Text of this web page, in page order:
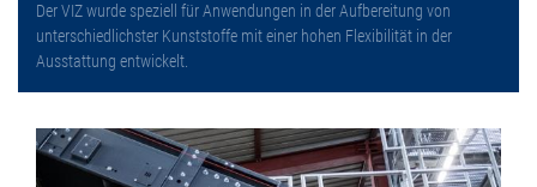
Der VIZ wurde speziell für Anwendungen in der Aufbereitung von
unterschiedlichster Kunststoffe mit einer hohen Flexibilität in der
Ausstattung entwickelt.